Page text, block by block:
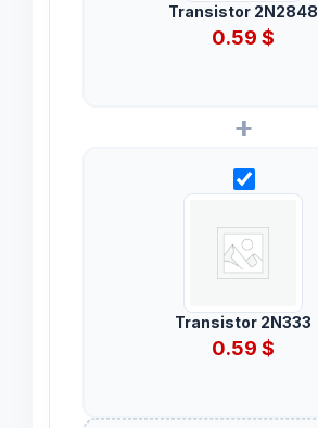
Transistor 2N2848
0.59 $
+
Transistor 2N333
0.59 $